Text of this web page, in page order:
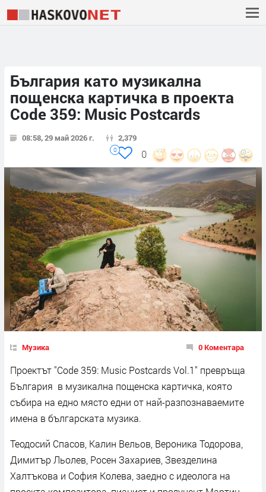
България като музикална
пощенска картичка в проекта
Code 359: Music Postcards
08:58, 29 май 2026 г. 2,379
0
0
Музика 0 Коментара
Проектът "Code 359: Music Postcards Vol.1" превръща
България в музикална пощенска картичка, която
събира на едно място едни от най-разпознаваемите
имена в българската музика.
Теодосий Спасов, Калин Вельов, Вероника Тодорова,
Димитър Льолев, Росен Захариев, Звезделина
Халтъкова и София Колева, заедно с идеолога на